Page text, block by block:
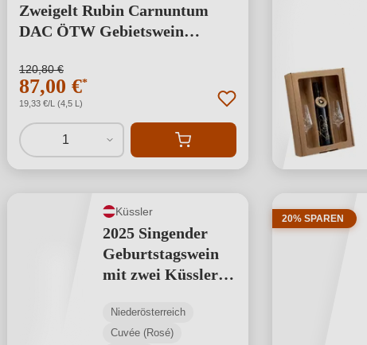
Zweigelt Rubin Carnuntum
DAC ÖTW Gebietswein
Weingläser von UNO
Glassworks Bio - Weingut Payr
120,80 €
87,00 €*
19,33 €/L (4,5 L)
1
Küssler
2025 Singender
Geburtstagswein
mit zwei Küssler-
Niederösterreich
Cuvée (Rosé)
20% SPAREN